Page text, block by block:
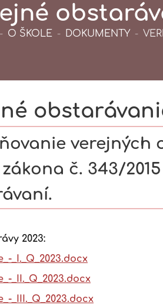
- O ŠKOLE - DOKUMENTY -
verejných
č. 343/
2023:
_I._Q_2023.docx
_II._Q_2023.docx
_III._Q_2023.docx